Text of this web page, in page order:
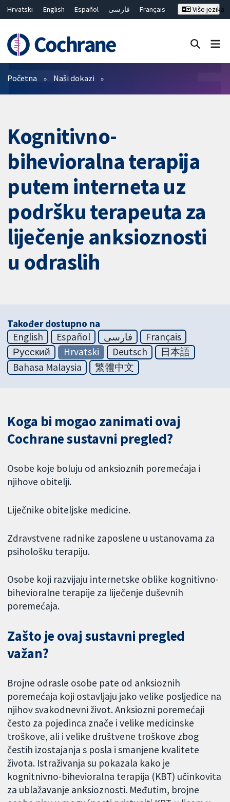
Hrvatski English Español فارسی
Français
繁體中文
简体中文
Više jezika
Prečistači
Početna Naši dokazi
Kognitivno-
bihevioralna terapija
putem interneta uz
podršku terapeuta za
liječenje anksioznosti
u odraslih
Također dostupno na
English
Español فارسی
Français
Русский
Hrvatski Deutsch
日本語
Bahasa Malaysia
繁體中文
Koga bi mogao zanimati ovaj
Cochrane sustavni pregled?
Osobe koje boluju od anksioznih poremećaja i
njihove obitelji.
Liječnike obiteljske medicine.
Zdravstvene radnike zaposlene u ustanovama za
psihološku terapiju.
Osobe koji razvijaju internetske oblike kognitivno-
bihevioralne terapije za liječenje duševnih
poremećaja.
Zašto je ovaj sustavni pregled
važan?
Brojne odrasle osobe pate od anksioznih
poremećaja koji ostavljaju jako velike posljedice na
njihov svakodnevni život. Anksiozni poremećaji
često za pojedinca znače i velike medicinske
troškove, ali i velike društvene troškove zbog
čestih izostajanja s posla i smanjene kvalitete
života. Istraživanja su pokazala kako je
kognitnivno-bihevioralna terapija (KBT) učinkovita
za ublažavanje anksioznosti. Međutim, brojne